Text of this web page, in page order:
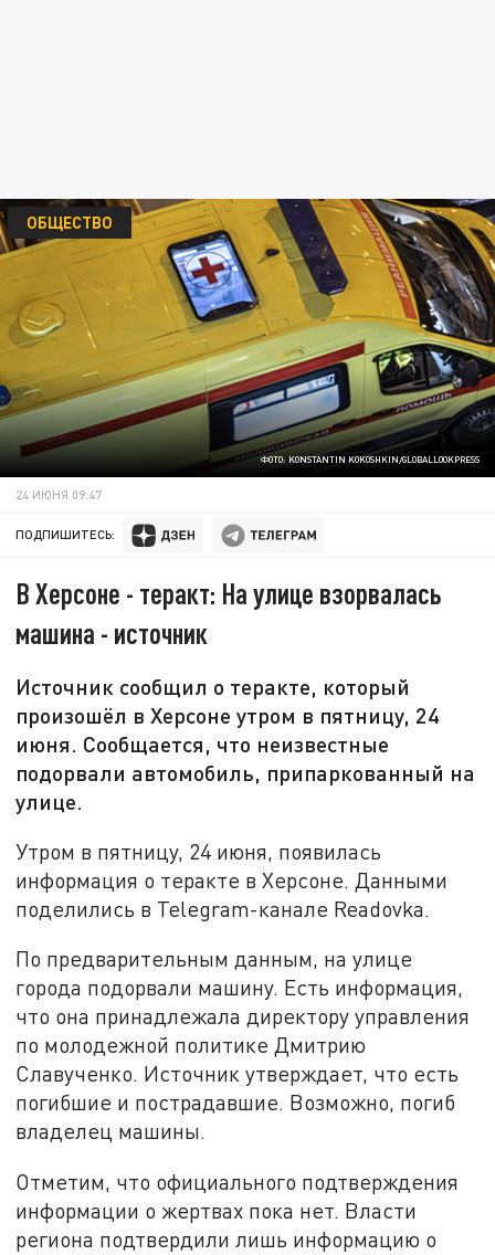
ФОТО: KONSTANTIN KOKOSHKIN/GLOBALLOOKPRESS
ОБЩЕСТВО
24 ИЮНЯ 09:47
ПОДПИШИТЕСЬ:
В Херсоне - теракт: На улице взорвалась
машина - источник
Источник сообщил о теракте, который
произошёл в Херсоне утром в пятницу, 24
июня. Сообщается, что неизвестные
подорвали автомобиль, припаркованный на
улице.
Утром в пятницу, 24 июня, появилась
информация о теракте в Херсоне. Данными
поделились в Telegram-канале Readovka.
По предварительным данным, на улице
города подорвали машину. Есть информация,
что она принадлежала директору управления
по молодежной политике Дмитрию
Славученко. Источник утверждает, что есть
погибшие и пострадавшие. Возможно, погиб
владелец машины.
Отметим, что официального подтверждения
информации о жертвах пока нет. Власти
региона подтвердили лишь информацию о